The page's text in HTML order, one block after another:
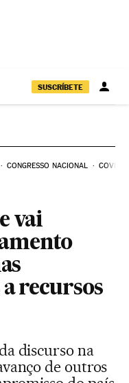
SUSCRÍBETE
CONGRESSO NACIONAL COVID-
vai
recursos
discurso na
de outros